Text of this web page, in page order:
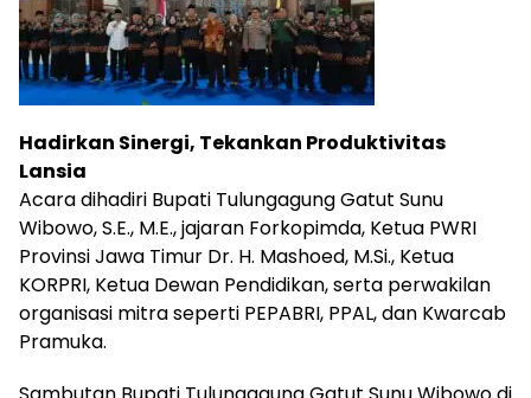
Hadirkan Sinergi, Tekankan Produktivitas
Lansia
Acara dihadiri Bupati Tulungagung Gatut Sunu
Wibowo, S.E., M.E., jajaran Forkopimda, Ketua PWRI
Provinsi Jawa Timur Dr. H. Mashoed, M.Si., Ketua
KORPRI, Ketua Dewan Pendidikan, serta perwakilan
organisasi mitra seperti PEPABRI, PPAL, dan Kwarcab
Pramuka.